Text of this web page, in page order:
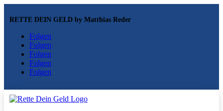
RETTE DEIN GELD by Matthias Reder
Folgen
Folgen
Folgen
Folgen
Folgen